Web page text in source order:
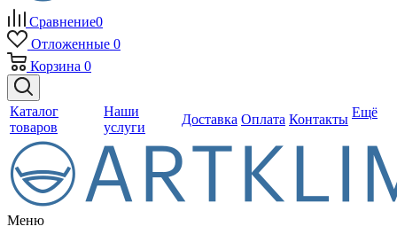
Сравнение0
Отложенные 0
Корзина 0
Каталог
товаров
Наши
услуги
Доставка Оплата Контакты Ещё
Меню